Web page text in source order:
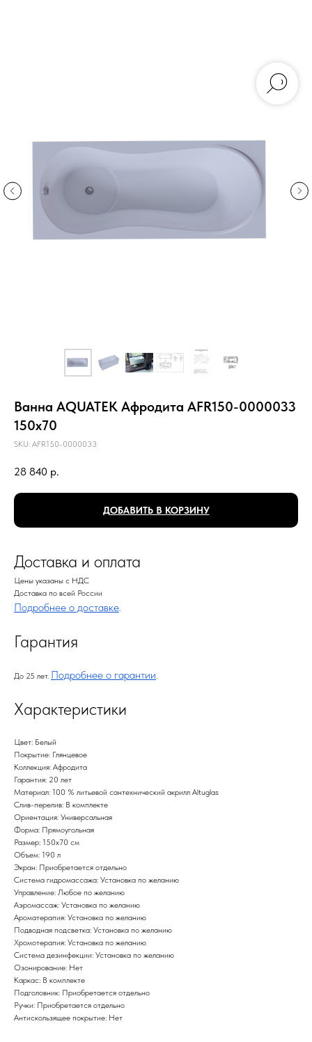
Ванна AQUATEK Афродита AFR150-0000033
150х70
SKU: AFR150-0000033
28 840 р.
ДОБАВИТЬ В КОРЗИНУ
Доставка и оплата
Цены указаны с НДС
Доставка по всей России
Подробнее о доставке.
Гарантия
До 25 лет. Подробнее о гарантии.
Характеристики
Цвет: Белый
Покрытие: Глянцевое
Коллекция: Афродита
Гарантия: 20 лет
Материал: 100 % литьевой сантехнический акрилл Altuglas
Слив-перелив: В комплекте
Ориентация: Универсальная
Форма: Прямоугольная
Размер: 150х70 см
Объем: 190 л
Экран: Приобретается отдельно
Система гидромассажа: Установка по желанию
Управление: Любое по желанию
Аэромассаж: Установка по желанию
Ароматерапия: Установка по желанию
Подводная подсветка: Установка по желанию
Хромотерапия: Установка по желанию
Система дезинфекции: Установка по желанию
Озонирование: Нет
Каркас: В комплекте
Подголовник: Приобретается отдельно
Ручки: Приобретается отдельно
Антискользящее покрытие: Нет